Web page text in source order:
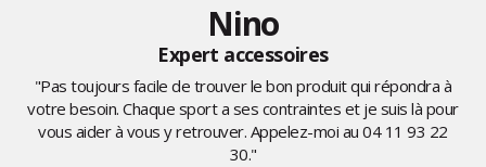
Nino
Expert accessoires
"Pas toujours facile de trouver le bon produit qui répondra à
votre besoin. Chaque sport a ses contraintes et je suis là pour
vous aider à vous y retrouver. Appelez-moi au04 11 93 22
30."